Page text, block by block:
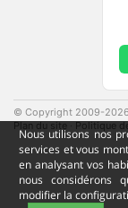
Nous utilisons nos
services et vous
en analysant vos
nous considérons
modifier la
© Copyright 2009-2026
Plan du site
Politique